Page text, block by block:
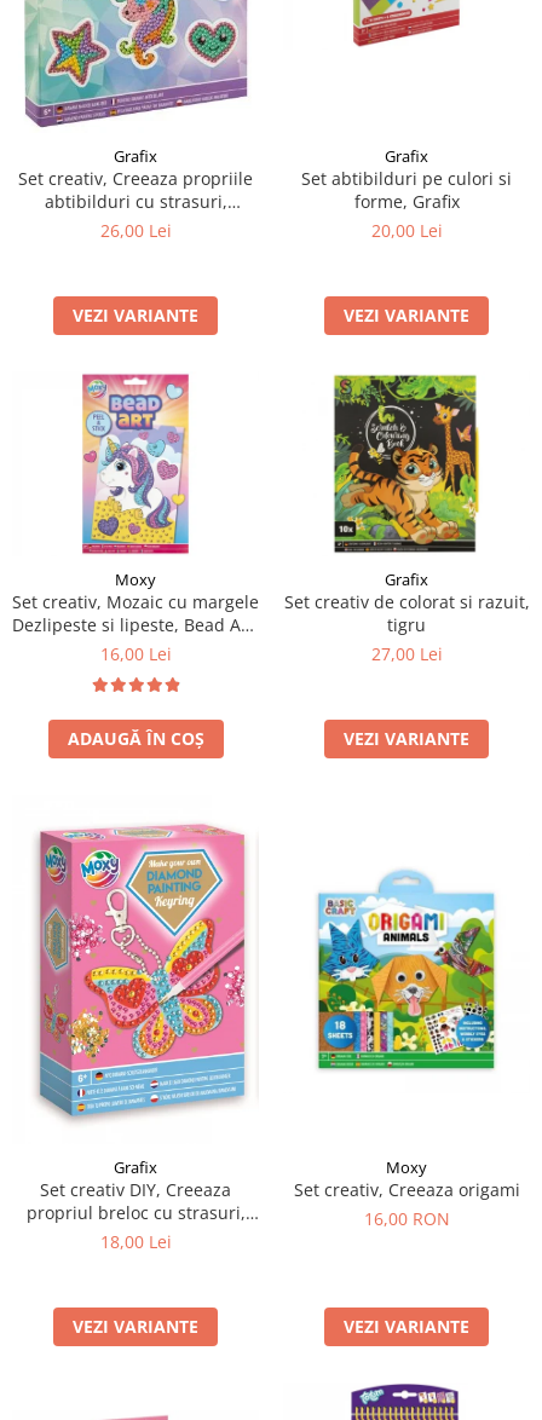
Grafix
Set creativ, Creeaza propriile
abtibilduri cu strasuri,
Diamond paint stickers, Grafix
26,00 Lei
VEZI VARIANTE
Grafix
Set abtibilduri pe culori si
forme, Grafix
20,00 Lei
VEZI VARIANTE
Moxy
Set creativ, Mozaic cu margele
Dezlipeste si lipeste, Bead Art,
unicorn, A5
16,00 Lei
ADAUGĂ ÎN COȘ
Grafix
Set creativ de colorat si razuit,
tigru
27,00 Lei
VEZI VARIANTE
Grafix
Set creativ DIY, Creeaza
propriul breloc cu strasuri,
Diamond Paint, Grafix
18,00 Lei
VEZI VARIANTE
Moxy
Set creativ, Creeaza origami
16,00 RON
VEZI VARIANTE